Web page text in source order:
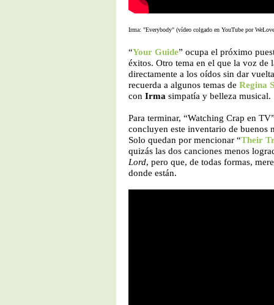
Irma: "Everybody" (vídeo colgado en YouTube por
“Your Guide” ocupa el próximo
éxitos. Otro tema en el que la voz de
directamente a los oídos sin dar
recuerda a algunos temas de Regina
con Irma simpatía y belleza musical.
Para terminar, “Watching Crap en
concluyen este inventario de buenos
Solo quedan por mencionar “Their
quizás las dos canciones menos
Lord, pero que, de todas formas,
donde están.